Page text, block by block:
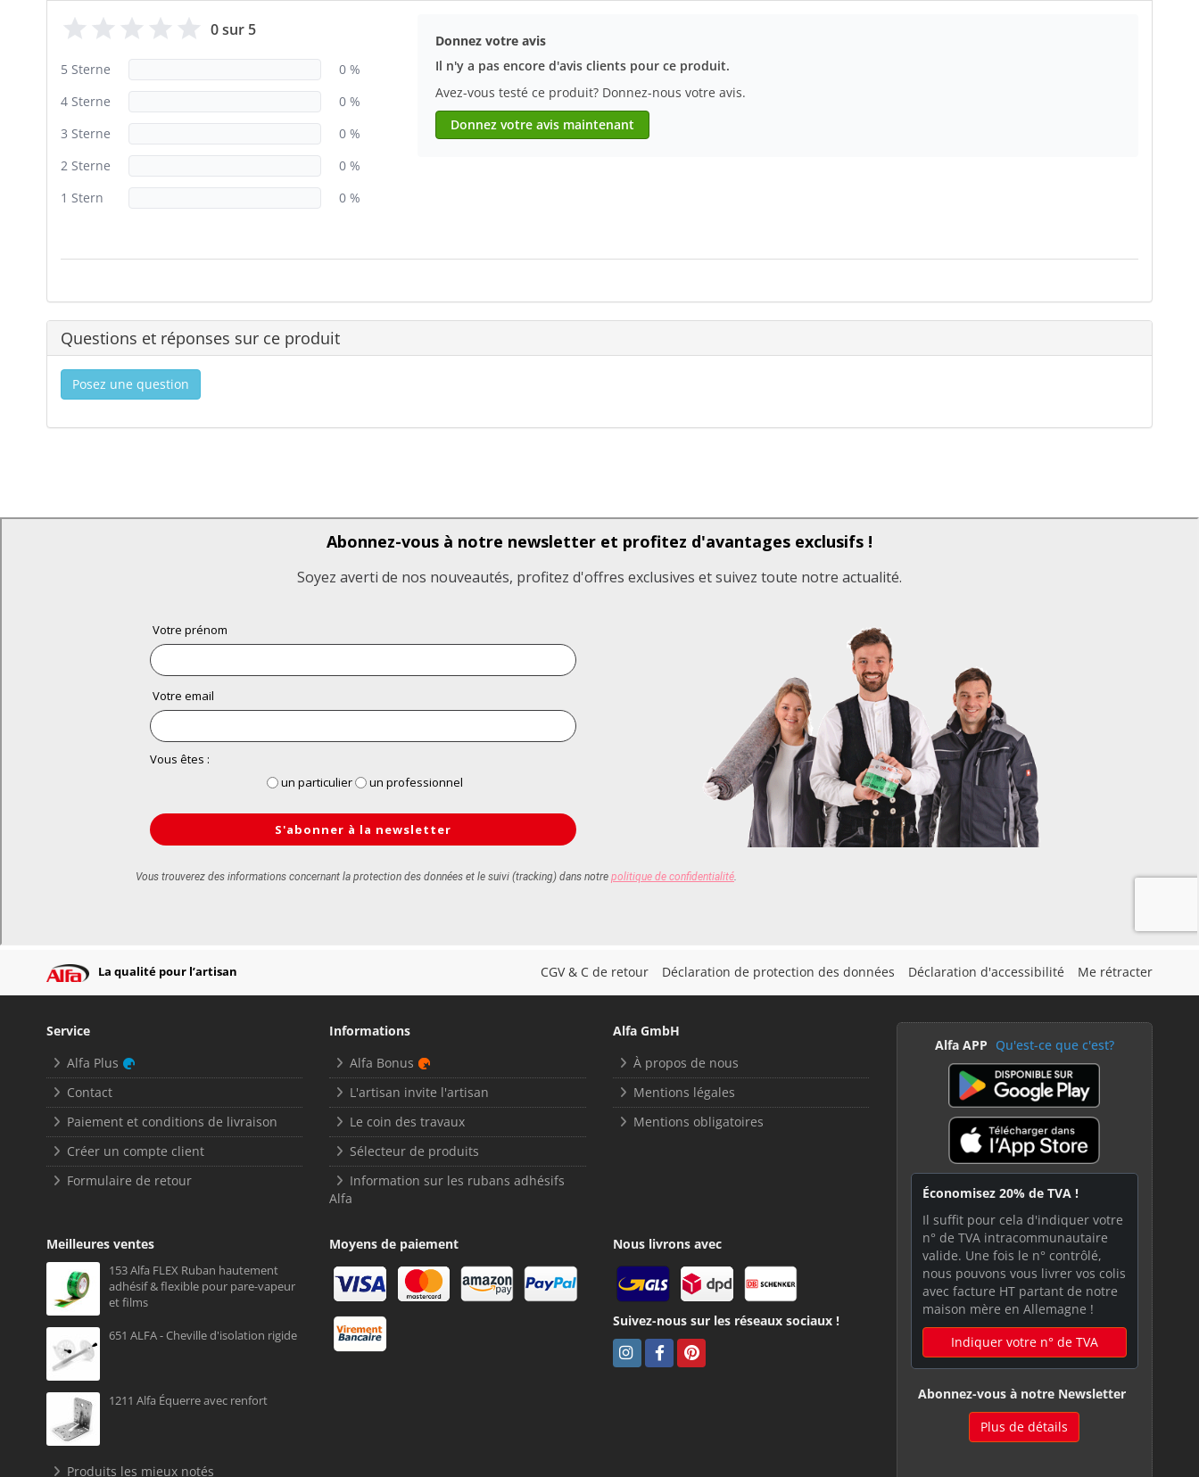
0 sur 5
5 Sterne
0 %
4 Sterne
0 %
3 Sterne
0 %
2 Sterne
0 %
1 Stern
0 %
Donnez votre avis
Il n'y a pas encore d'avis clients pour ce produit.
Avez-vous testé ce produit? Donnez-nous votre avis.
Donnez votre avis maintenant
Questions et réponses sur ce produit
Posez une question
La qualité pour l’artisan CGV & C de retour Déclaration de protection des données Déclaration d'accessibilité Me rétracter
Service
Alfa Plus
Contact
Paiement et conditions de livraison
Créer un compte client
Formulaire de retour
Informations
Alfa Bonus
L'artisan invite l'artisan
Le coin des travaux
Sélecteur de produits
Information sur les rubans adhésifs
Alfa
Alfa GmbH
À propos de nous
Mentions légales
Mentions obligatoires
Meilleures ventes
153 Alfa FLEX Ruban hautement
adhésif & flexible pour pare-vapeur
et films
651 ALFA - Cheville d'isolation rigide
1211 Alfa Équerre avec renfort
Produits les mieux notés
Moyens de paiement Nous livrons avec
Suivez-nous sur les réseaux sociaux !
Alfa APP Qu'est-ce que c'est?
Économisez 20% de TVA !
Il suffit pour cela d'indiquer votre
n° de TVA intracommunautaire
valide. Une fois le n° contrôlé,
nous pouvons vous livrer vos colis
avec facture HT partant de notre
maison mère en Allemagne !
Indiquer votre n° de TVA
Abonnez-vous à notre Newsletter
Plus de détails